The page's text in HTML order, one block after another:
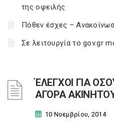
της οφειλής
Πόθεν έσχες –
Σε λειτουργία το gov.gr
ΈΛΕΓΧΟΙ ΓΙΑ
ΑΓΟΡΑ
10 Νοεμβρίου, 2014